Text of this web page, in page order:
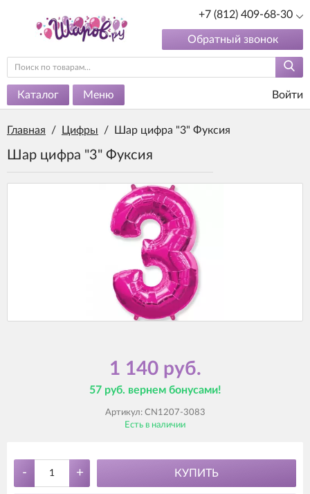
+7 (812) 409-68-30
Обратный звонок
Каталог Меню Войти
Главная / Цифры / Шар цифра "3" Фуксия
Шар цифра "3" Фуксия
1 140 руб.
57 руб. вернем бонусами!
Артикул: CN1207-3083
Есть в наличии
- + КУПИТЬ